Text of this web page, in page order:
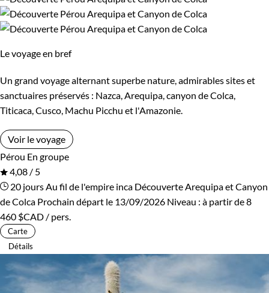
Le voyage en bref
Un grand voyage alternant superbe nature, admirables sites et
sanctuaires préservés : Nazca, Arequipa, canyon de Colca,
Titicaca, Cusco, Machu Picchu et l'Amazonie.
Voir le voyage
Pérou En groupe
4,08 / 5
20 jours Au fil de l'empire inca Découverte Arequipa et Canyon
de Colca Prochain départ le 13/09/2026 Niveau : à partir de8
460 $CAD / pers.
Carte
Détails